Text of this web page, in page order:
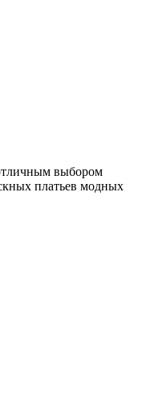
выбором
платьев модных